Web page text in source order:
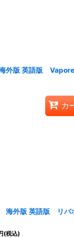
外版 英語版
カ
海外版 英語版 リ
(税込)